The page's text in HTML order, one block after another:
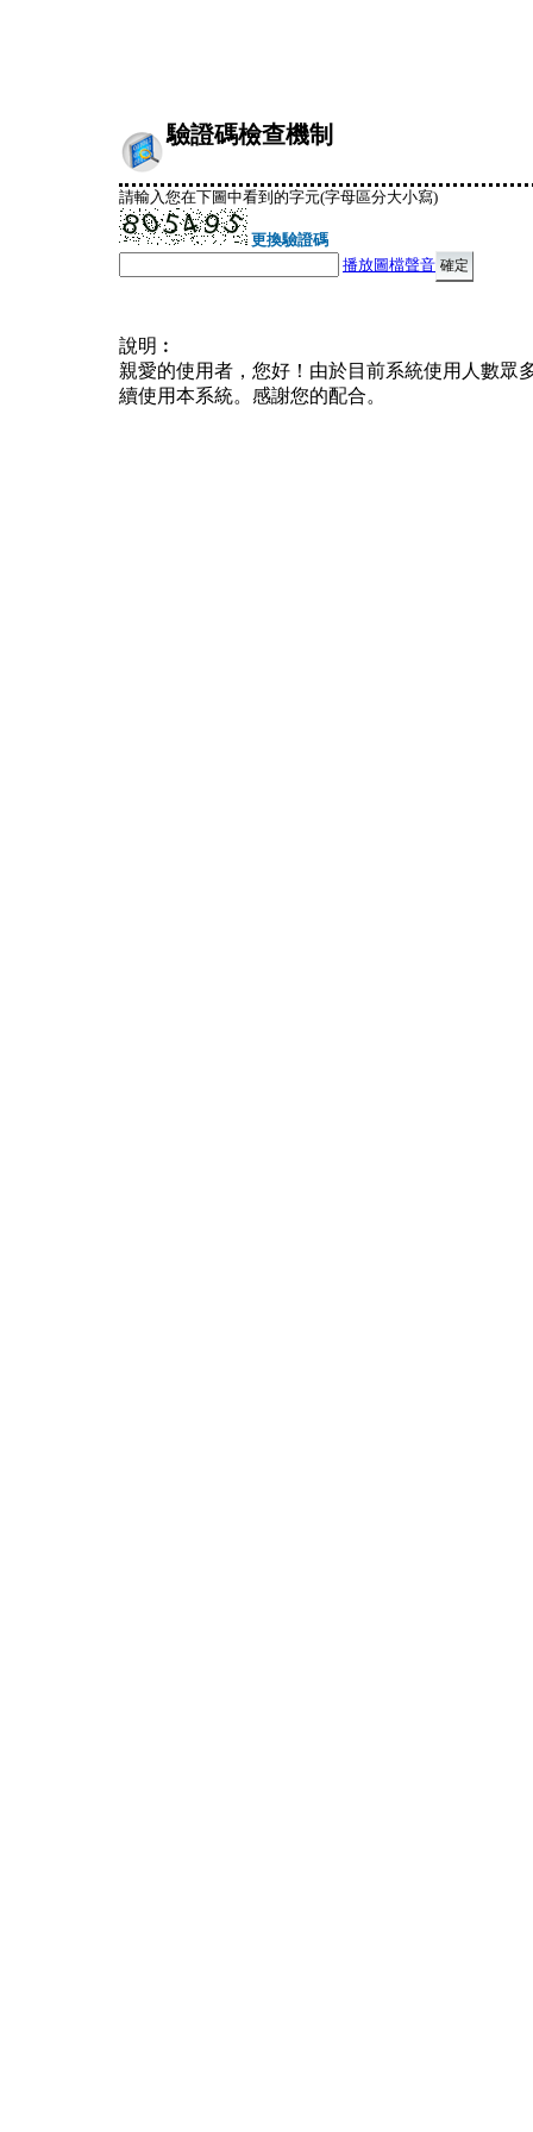
驗證碼檢查機制
請輸入您在下圖中看到的字元(字母區分大小寫)
更換驗證碼
播放圖檔聲音
說明︰
親愛的使用者，您好！由於目前系統使用人數眾
續使用本系統。感謝您的配合。